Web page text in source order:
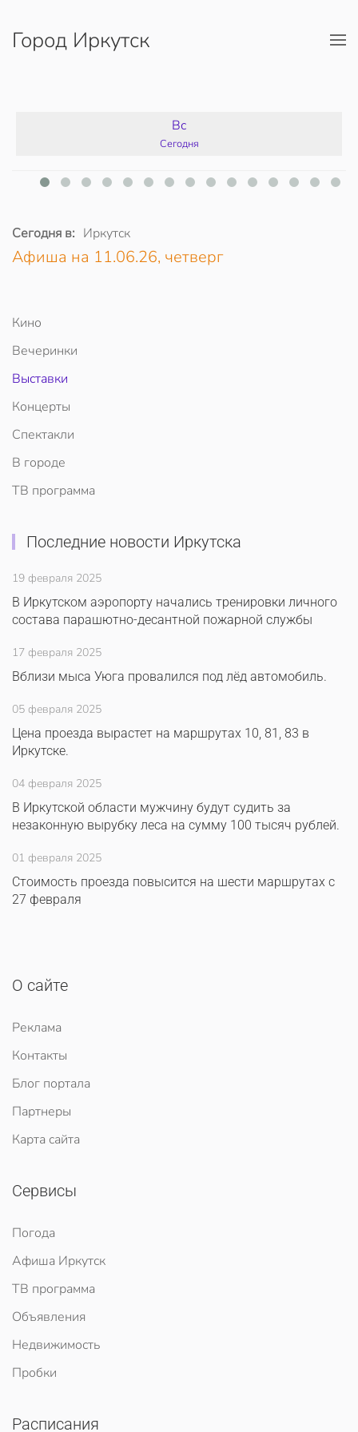
Перейти к содержимому
Город Иркутск
Вс
Сегодня
Сегодня в: Иркутск
Афиша на 11.06.26, четверг
Кино
Вечеринки
Выставки
Концерты
Спектакли
В городе
ТВ программа
Последние новости Иркутска
19 февраля 2025
В Иркутском аэропорту начались тренировки личного
состава парашютно-десантной пожарной службы
17 февраля 2025
Вблизи мыса Уюга провалился под лёд автомобиль.
05 февраля 2025
Цена проезда вырастет на маршрутах 10, 81, 83 в
Иркутске.
04 февраля 2025
В Иркутской области мужчину будут судить за
незаконную вырубку леса на сумму 100 тысяч рублей.
01 февраля 2025
Стоимость проезда повысится на шести маршрутах с
27 февраля
О сайте
Реклама
Контакты
Блог портала
Партнеры
Карта сайта
Сервисы
Погода
Афиша Иркутск
ТВ программа
Объявления
Недвижимость
Пробки
Расписания